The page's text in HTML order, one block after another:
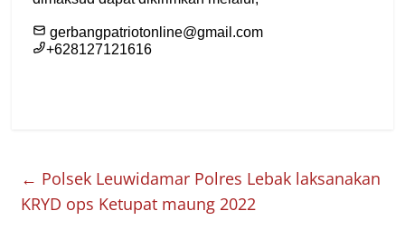
← Polsek Leuwidamar Polres Lebak laksanakan
KRYD ops Ketupat maung 2022